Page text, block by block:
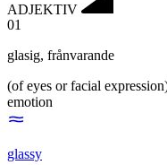
ADJEKTIV
01
glasig, frånvarande
(of eyes or facial
emotion
glassy